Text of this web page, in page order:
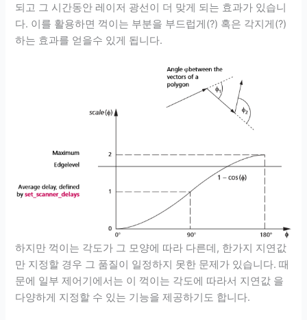
되고 그 시간동안 레이저 광선이 더 맞게 되는 효과가 있습니
다. 이를 활용하면 꺽이는 부분을 부드럽게(?) 혹은 각지게(?)
하는 효과를 얻을수 있게 됩니다.
하지만 꺽이는 각도가 그 모양에 따라 다른데, 한가지 지연값
만 지정할 경우 그 품질이 일정하지 못한 문제가 있습니다. 때
문에 일부 제어기에서는 이 꺽이는 각도에 따라서 지연값 을
다양하게 지정할 수 있는 기능을 제공하기도 합니다.